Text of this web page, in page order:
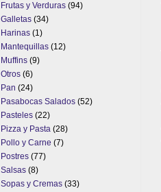
Frutas y Verduras (94)
Galletas (34)
Harinas (1)
Mantequillas (12)
Muffins (9)
Otros (6)
Pan (24)
Pasabocas Salados (52)
Pasteles (22)
Pizza y Pasta (28)
Pollo y Carne (7)
Postres (77)
Salsas (8)
Sopas y Cremas (33)